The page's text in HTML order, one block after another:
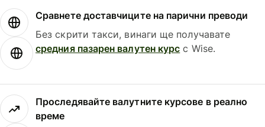
Сравнете доставчиците на парични преводи
Без скрити такси, винаги ще получавате
средния пазарен валутен курс с Wise.
Проследявайте валутните курсове в реално
време